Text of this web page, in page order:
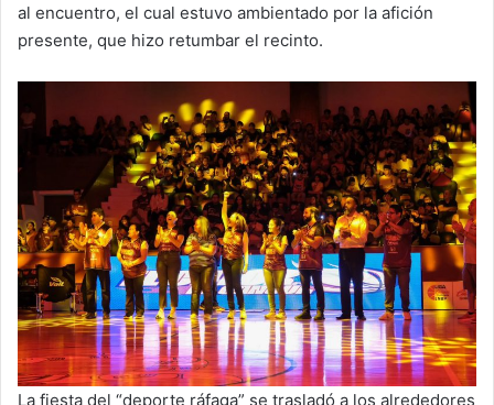
al encuentro, el cual estuvo ambientado por la afición
presente, que hizo retumbar el recinto.
La fiesta del “deporte ráfaga” se trasladó a los alrededores